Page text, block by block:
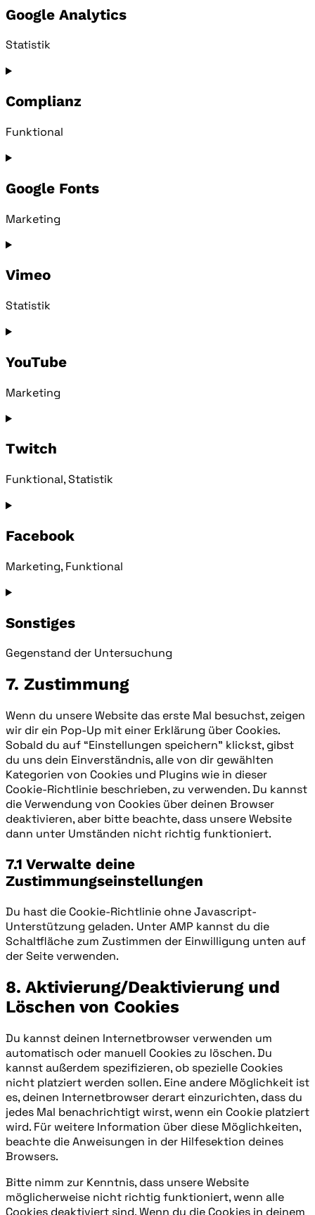
service
borlabs
Google Analytics
Statistik
Consent
service
google-
analytics
Complianz
Funktional
Consent
service
complianz
Google Fonts
Marketing
Consent
service
fonts
Vimeo
Statistik
Consent
service
YouTube
Marketing
Consent
service
Twitch
Funktional, Statistik
Consent
service
Facebook
Marketing, Funktional
Consent
service
facebook
Sonstiges
Gegenstand der Untersuchung
Consent
to
service
sonstiges
7. Zustimmung
Wenn du unsere Website das erste Mal besuchst, zeigen
wir dir ein Pop-Up mit einer Erklärung über Cookies.
Sobald du auf “Einstellungen speichern” klickst, gibst
du uns dein Einverständnis, alle von dir gewählten
Kategorien von Cookies und Plugins wie in dieser
Cookie-Richtlinie beschrieben, zu verwenden. Du kannst
die Verwendung von Cookies über deinen Browser
deaktivieren, aber bitte beachte, dass unsere Website
dann unter Umständen nicht richtig funktioniert.
7.1 Verwalte deine
Zustimmungseinstellungen
Du hast die Cookie-Richtlinie ohne Javascript-
Unterstützung geladen. Unter AMP kannst du die
Schaltfläche zum Zustimmen der Einwilligung unten auf
der Seite verwenden.
8. Aktivierung/Deaktivierung und
Löschen von Cookies
Du kannst deinen Internetbrowser verwenden um
automatisch oder manuell Cookies zu löschen. Du
kannst außerdem spezifizieren, ob spezielle Cookies
nicht platziert werden sollen. Eine andere Möglichkeit ist
es, deinen Internetbrowser derart einzurichten, dass du
jedes Mal benachrichtigt wirst, wenn ein Cookie platziert
wird. Für weitere Information über diese Möglichkeiten,
beachte die Anweisungen in der Hilfesektion deines
Browsers.
Bitte nimm zur Kenntnis, dass unsere Website
möglicherweise nicht richtig funktioniert, wenn alle
Cookies deaktiviert sind. Wenn du die Cookies in deinem